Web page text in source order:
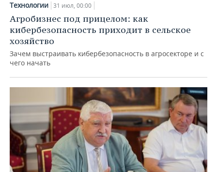
Технологии 31 июл, 00:00
Агробизнес под прицелом: как
кибербезопасность приходит в сельское
хозяйство
Зачем выстраивать кибербезопасность в агросекторе и с
чего начать